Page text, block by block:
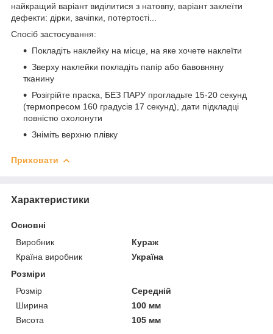
найкращий варіант виділитися з натовпу, варіант заклеїти
дефекти: дірки, зачіпки, потертості...
Спосіб застосування:
Покладіть наклейку на місце, на яке хочете наклеїти
Зверху наклейки покладіть папір або бавовняну
тканину
Розігрійте праска, БЕЗ ПАРУ прогладьте 15-20 секунд
(термопресом 160 градусів 17 секунд), дати підкладці
повністю охолонути
Зніміть верхню плівку
Приховати
Характеристики
Основні
Виробник
Кураж
Країна виробник
Україна
Розміри
Розмір
Середній
Ширина
100 мм
Висота
105 мм